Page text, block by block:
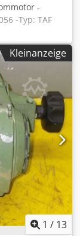
-
-Typ: TAF
U/min -Welle:
-
mm -
Kleinanzeige
1 / 13